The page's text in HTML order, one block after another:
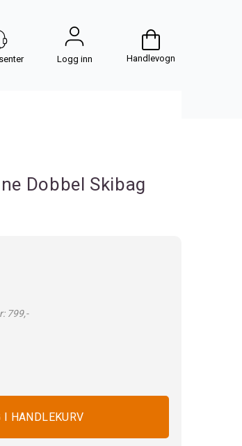
Logg inn Handlevogn
Dobbel Skibag
799,-